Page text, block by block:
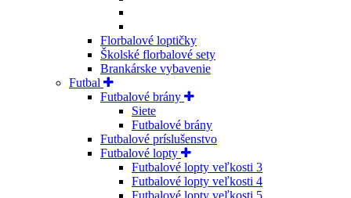
Florbalové loptičky
Školské florbalové sety
Brankárske vybavenie
Futbal
Futbalové brány
Siete
Futbalové brány
Futbalové príslušenstvo
Futbalové lopty
Futbalové lopty veľkosti 3
Futbalové lopty veľkosti 4
Futbalové lopty veľkosti 5